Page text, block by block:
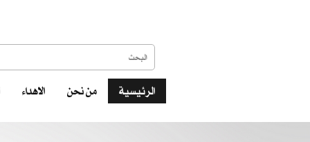
الرئيسية من نحن الاهداء